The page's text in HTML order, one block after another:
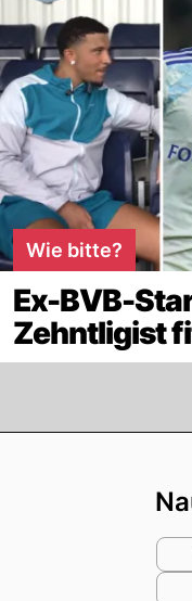
Wie bitte?
Ex-BVB-
Zehntligist